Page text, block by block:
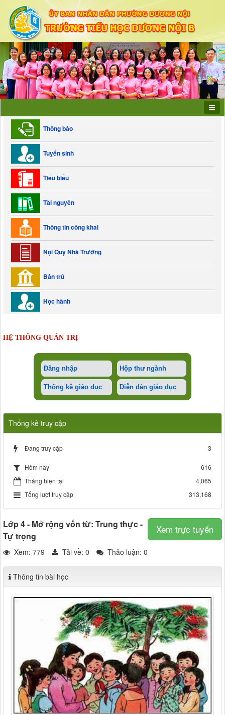
Thông báo
Tuyển sinh
Tiêu biểu
Tài nguyên
Thông tin công khai
Nội Quy Nhà Trường
Bán trú
Học hành
HỆ THỐNG QUẢN TRỊ
Đăng nhập Hộp thư ngành
Thống kê giáo dục Diễn đàn giáo dục
Thống kê truy cập
Đang truy cập 3
Hôm nay
616
Tháng hiện tại
4,065
Tổng lượt truy cập
313,168
Xem trực tuyến
Lớp 4 - Mở rộng vốn từ: Trung thực -
Tự trọng
Xem: 779 Tải về: 0 Thảo luận: 0
Thông tin bài học